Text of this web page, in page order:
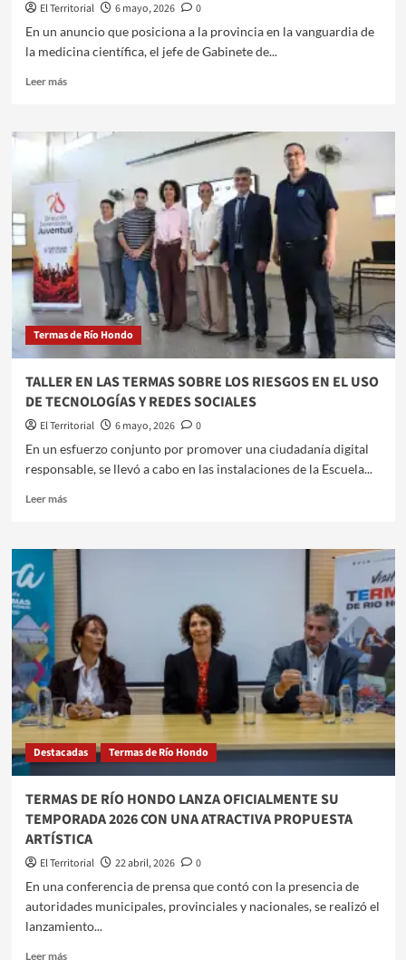
El Territorial 6 mayo, 2026
0
​En un anuncio que posiciona a la provincia en la vanguardia de
la medicina científica, el jefe de Gabinete de...
Leer másLeer
LAS
TERMAS
HONDO
SERÁ
SEDE
DEL
NEURO
TERMAS
2026
CON
ESPECIALISTAS
INTERNACIONAL
Termas de Río Hondo
TALLER EN LAS TERMAS SOBRE LOS RIESGOS EN EL USO
DE TECNOLOGÍAS Y REDES SOCIALES
El Territorial 6 mayo, 2026
0
​En un esfuerzo conjunto por promover una ciudadanía digital
responsable, se llevó a cabo en las instalaciones de la Escuela...
Leer másLeer
TALLER
EN
SOBRE
LOS
RIESGOS
EN
EL
USO
DE
Y
SOCIALES
Destacadas Termas de Río Hondo
TERMAS DE RÍO HONDO LANZA OFICIALMENTE SU
TEMPORADA 2026 CON UNA ATRACTIVA PROPUESTA
ARTÍSTICA
El Territorial 22 abril, 2026
0
​En una conferencia de prensa que contó con la presencia de
autoridades municipales, provinciales y nacionales, se realizó el
lanzamiento...
Leer másLeer